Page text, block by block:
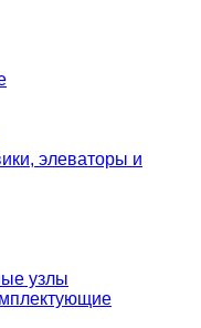
элеваторы и
узлы